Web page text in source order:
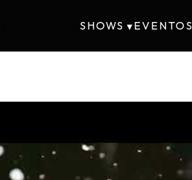
SHOWS ▾EVENTOS